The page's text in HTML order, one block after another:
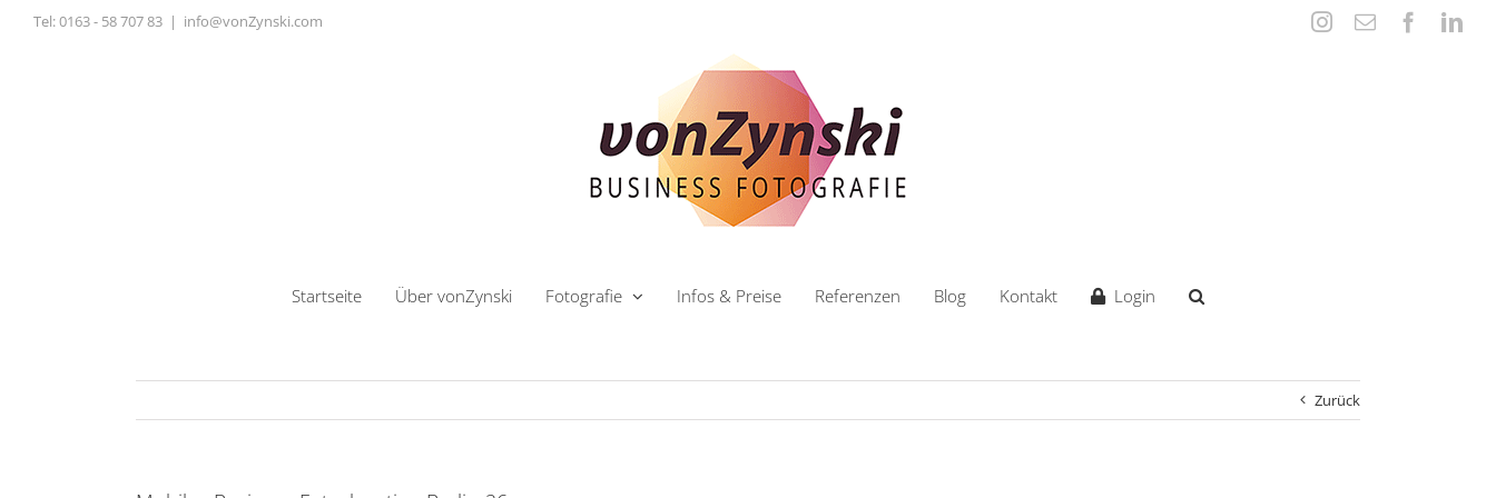
Inhalt
Tel:0163 - 58 707 83 | info@vonZynski.com Instagram
E-
Startseite Über vonZynski Fotografie Infos & Preise Referenzen Blog Kontakt Login
Zurück